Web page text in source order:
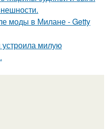
моды в Милане - Getty
милую